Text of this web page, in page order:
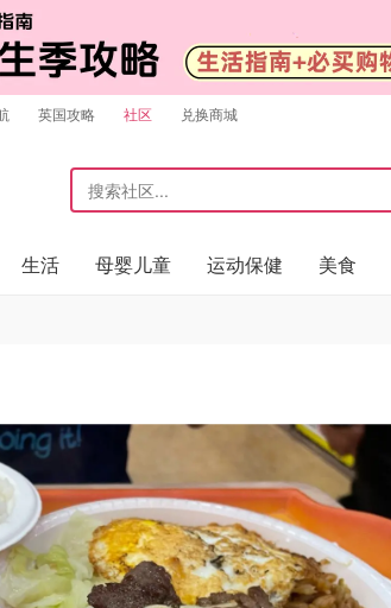
英国攻略 社区 兑换商城
生活 母婴儿童 运动保健 美食